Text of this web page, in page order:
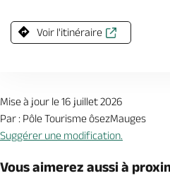
Voir l'itinéraire
Mise à jour le 16 juillet 2026
Par : Pôle Tourisme ôsezMauges
Suggérer une modification.
Vous aimerez aussi à